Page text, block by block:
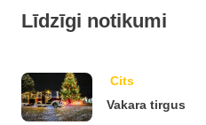
Līdzīgi notikumi
Cits
Vakara tirgus